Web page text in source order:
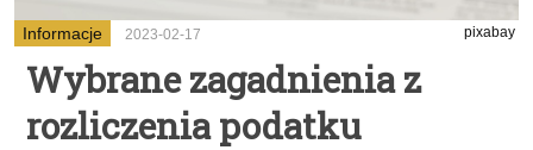
Informacje 2023-02-17 pixabay
Wybrane zagadnienia z
rozliczenia podatku